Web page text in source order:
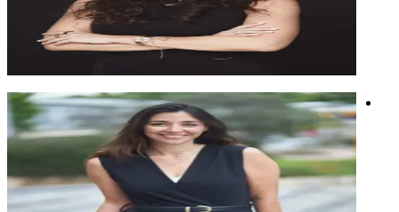
מפתחת שיטת TURBO OS, עוזרת לארגונים להפוך עומס
לפוקוס, בהירות ותנופה.
מורן סער בכר
מובילה תהליכי שינוי בארגונים, מרצה ומשוחחת עם בינה בהרצאה
המבוקשת של שנת 2025
מובילה תהליכי שינוי בארגונים, מרצה ומשוחחת עם בינה בהרצאה
המבוקשת של שנת 2025